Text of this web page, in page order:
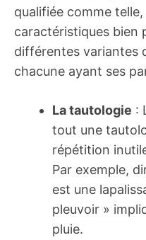
qualifiée comme
caractéristiques bien
différentes variantes
chacune ayant ses
La tautologie :
tout une
répétition
Par exemple,
est une
pleuvoir »
pluie.